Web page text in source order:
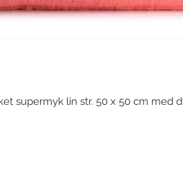
supermyk lin str. 50 x 50 cm med